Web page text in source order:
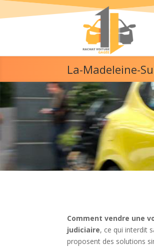
La-Madeleine-
Comment vendre une
judiciaire, ce qui interdit
proposent des solutions